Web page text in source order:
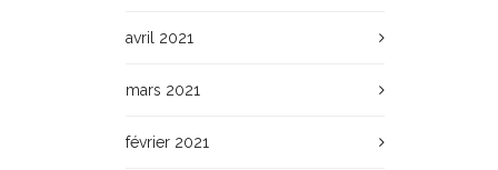
avril 2021
mars 2021
février 2021